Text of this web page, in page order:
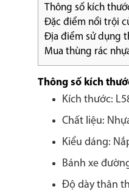
Thông số kích
Đặc điểm nổi trội
Địa điểm sử dụng
Mua thùng rác
Thông số kích
Kích thước:
Chất liệu:
Kiểu dáng:
Bánh xe
Độ dày thân